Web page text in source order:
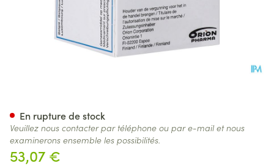
53,07 €
En rupture de stock
Veuillez nous contacter par téléphone ou par e-mail et nous
examinerons ensemble les possibilités.